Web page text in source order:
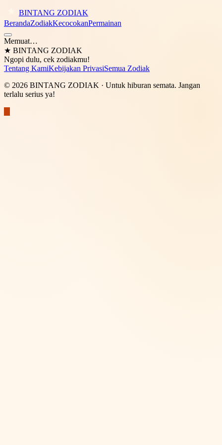
BINTANG ZODIAK
BerandaZodiakKecocokanPermainan
Memuat…
★ BINTANG ZODIAK
Ngopi dulu, cek zodiakmu!
Tentang KamiKebijakan PrivasiSemua Zodiak
© 2026 BINTANG ZODIAK · Untuk hiburan semata. Jangan
terlalu serius ya!